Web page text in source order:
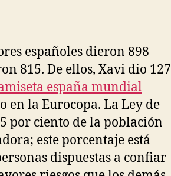
españoles dieron 898
815. De ellos, Xavi dio 127
españa mundial
la Eurocopa. La Ley de
por ciento de la población
este porcentaje está
dispuestas a confiar